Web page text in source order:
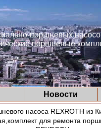
поршневых
поршневые
Новости
насоса REXROTH из
для ремонта